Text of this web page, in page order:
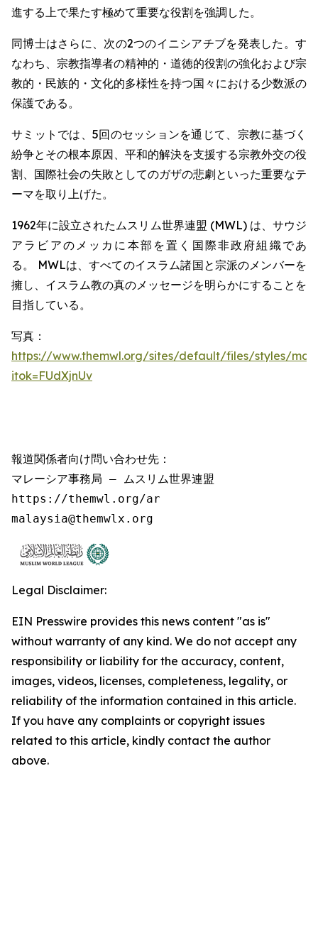
進する上で果たす極めて重要な役割を強調した。
同博士はさらに、次の2つのイニシアチブを発表した。す
なわち、宗教指導者の精神的・道徳的役割の強化および宗
教的・民族的・文化的多様性を持つ国々における少数派の
保護である。
サミットでは、5回のセッションを通じて、宗教に基づく
紛争とその根本原因、平和的解決を支援する宗教外交の役
割、国際社会の失敗としてのガザの悲劇といった重要なテ
ーマを取り上げた。
1962年に設立されたムスリム世界連盟 (MWL) は、サウジ
アラビアのメッカに本部を置く国際非政府組織であ
る。 MWLは、すべてのイスラム諸国と宗派のメンバーを
擁し、イスラム教の真のメッセージを明らかにすることを
目指している。
写真：
https://www.themwl.org/sites/default/files/styles/
itok=FUdXjnUv
報道関係者向け問い合わせ先：
マレーシア事務局 – ムスリム世界連盟
https://themwl.org/ar
malaysia@themwlx.org
Legal Disclaimer:
EIN Presswire provides this news content "as is"
without warranty of any kind. We do not accept any
responsibility or liability for the accuracy, content,
images, videos, licenses, completeness, legality, or
reliability of the information contained in this article.
If you have any complaints or copyright issues
related to this article, kindly contact the author
above.